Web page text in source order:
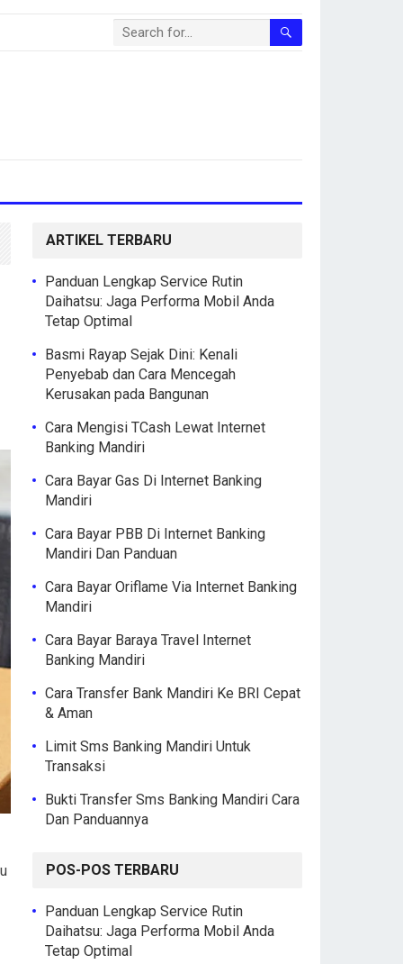
ARTIKEL TERBARU
Panduan Lengkap Service Rutin
Daihatsu: Jaga Performa Mobil Anda
Tetap Optimal
Basmi Rayap Sejak Dini: Kenali
Penyebab dan Cara Mencegah
Kerusakan pada Bangunan
Cara Mengisi TCash Lewat Internet
Banking Mandiri
Cara Bayar Gas Di Internet Banking
Mandiri
Cara Bayar PBB Di Internet Banking
Mandiri Dan Panduan
Cara Bayar Oriflame Via Internet Banking
Mandiri
Cara Bayar Baraya Travel Internet
Banking Mandiri
Cara Transfer Bank Mandiri Ke BRI Cepat
& Aman
Limit Sms Banking Mandiri Untuk
Transaksi
Bukti Transfer Sms Banking Mandiri Cara
Dan Panduannya
POS-POS TERBARU
Panduan Lengkap Service Rutin
Daihatsu: Jaga Performa Mobil Anda
Tetap Optimal